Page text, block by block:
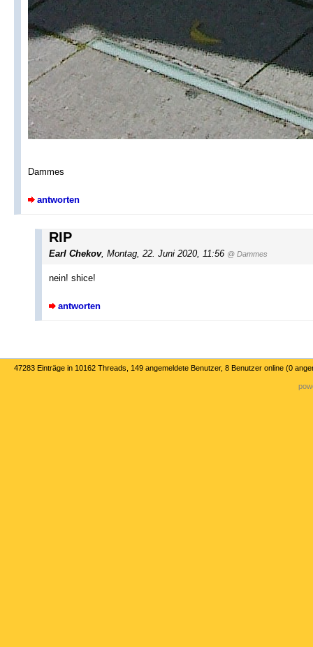
Dammes
antworten
RIP
Earl Chekov, Montag, 22. Juni 2020, 11:56 @ Dammes
nein! shice!
antworten
47283 Einträge in 10162 Threads, 149 angemeldete Benutzer, 8 Benutzer online (0